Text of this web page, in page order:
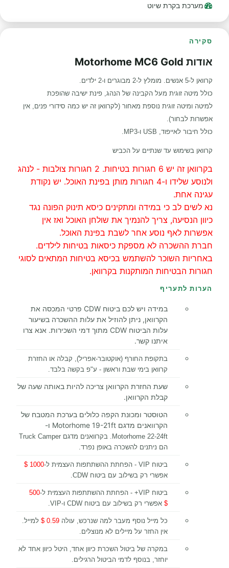
מערכת בקרת שיוט
סקירה
אודות Motorhome MC6 Gold
קרוואן ל-5 אנשים. מומלץ ל-2 מבוגרים ו-2 ילדים.
כולל מיטה זוגית מעל הקבינה של הנהג, פינת ישיבה שהופכת
למיטה ומיטה זוגית נוספת מאחור (לקרוואן זה יש כמה סידורי פנים, אין
אפשרות לבחור).
כולל חיבור לאייפוד, USB ו-MP3.
קרוואן בשימוש עד שנתיים על הכביש
בקרוואן זה יש 6 חגורות בטיחות. 2 חגורות צולבות - לנהג
ולנוסע שלידו ו-4 חגורות מותן בפינת האוכל. יש נקודת
עגינה אחת.
נא לשים לב כי במידה ומתקינים כיסא תינוק הפונה נגד
כיוון הנסיעה, צריך להנמיך את שולחן האוכל ואז אין
אפשרות לאף נוסע אחר לשבת בפינת האוכל.
חברת ההשכרה לא מספקת כיסאות בטיחות לילדים.
באחריות השוכר להשתמש בכיסא בטיחות המתאים לסוגי
חגורות הבטיחות המותקנות בקרוואן.
הערות לתעריף
במידה ויש לכם ביטוח CDW פרטי המכסה את
הקרוואן, ניתן להוזיל את עלות ההשכרה בשיעור
עלות הביטוח CDW מתוך דמי השכירות. אנא צרו
איתנו קשר.
בתקופת החורף (אוקטובר-אפריל), קבלה או החזרת
קרוואן בימי שבת וראשון - ע"פ בקשה בלבד.
שעת החזרת הקרוואן צריכה להיות באותה שעה של
קבלת הקרוואן.
הטוסטר ומכונת הקפה כלולים בערכת המטבח של
הקרוואנים מדגם Motorhome 19-21ft ו-
Motorhome 22-24ft. בקרוואנים מדגם Truck Camper
הם ניתנים להשכרה באופן נפרד.
ביטוח VIP - הפחתת ההשתתפות העצמית ל-
1000 $
אפשרי רק בשילוב עם ביטוח CDW.
ביטוח VIP+ - הפחתת ההשתתפות העצמית ל-
500
$ אפשרי רק בשילוב עם ביטוח CDW ו-VIP.
כל מייל נוסף מעבר למה שנרכש, עולה 0.59 $
למייל.
אין החזר על מיילים לא מנוצלים.
במקרה של ביטול השכרת כיוון אחד, היטל כיוון אחד לא
יוחזר, בנוסף לדמי הביטול הרגילים.